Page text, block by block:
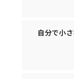
自分で小